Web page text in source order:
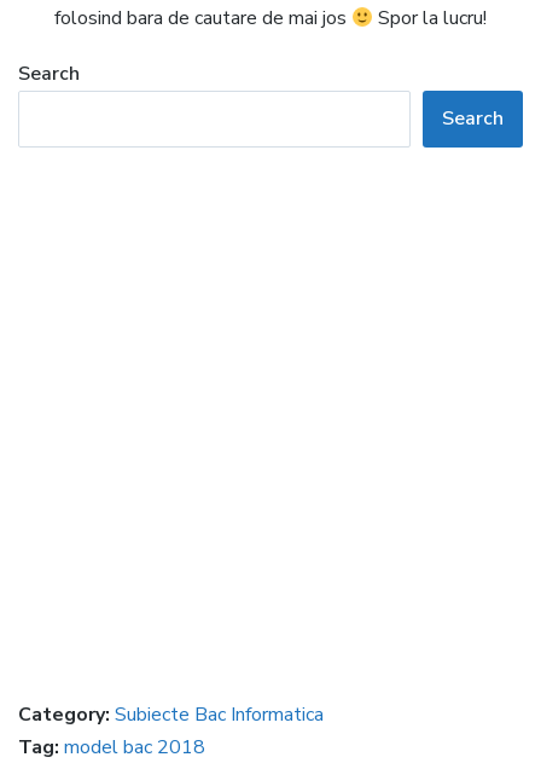
folosind bara de cautare de mai jos
Spor la lucru!
Search
Search
Category: Subiecte Bac Informatica
Tag: model bac 2018